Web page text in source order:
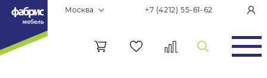
Москва +7 (4212) 55-61-62